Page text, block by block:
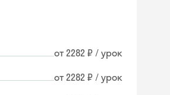
от 2282 ₽ / урок
от 2282 ₽ / урок